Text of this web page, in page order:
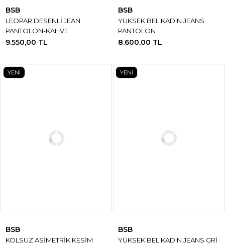
BSB
LEOPAR DESENLİ JEAN
PANTOLON-KAHVE
9.550,00 TL
BSB
YÜKSEK BEL KADIN JEANS
PANTOLON
8.600,00 TL
YENİ
BSB
KOLSUZ ASİMETRİK KESİM
YENİ
BSB
YÜKSEK BEL KADIN JEANS GRİ